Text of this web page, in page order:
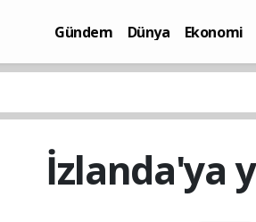
Gündem Dünya Ekonomi
İzlanda'ya